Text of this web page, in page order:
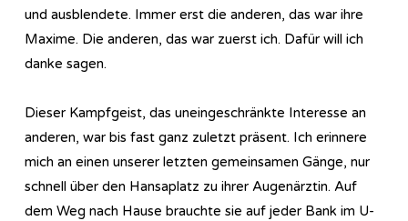
und ausblendete. Immer erst die anderen, das war ihre
Maxime. Die anderen, das war zuerst ich. Dafür will ich
danke sagen.
Dieser Kampfgeist, das uneingeschränkte Interesse an
anderen, war bis fast ganz zuletzt präsent. Ich erinnere
mich an einen unserer letzten gemeinsamen Gänge, nur
schnell über den Hansaplatz zu ihrer Augenärztin. Auf
dem Weg nach Hause brauchte sie auf jeder Bank im U-